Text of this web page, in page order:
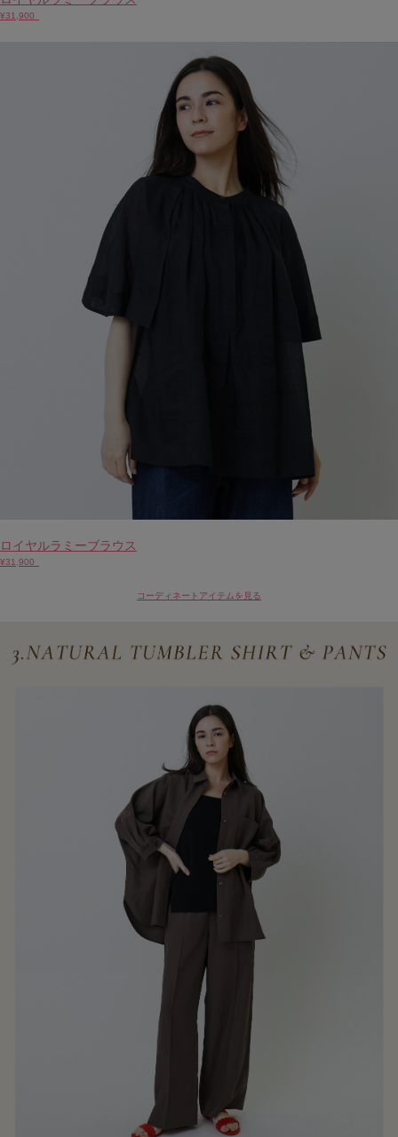
¥31,900
ロイヤルラミーブラウス
¥31,900
コーディネートアイテムを見る